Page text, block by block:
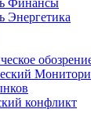
Финансы
Энергетика
конфликт